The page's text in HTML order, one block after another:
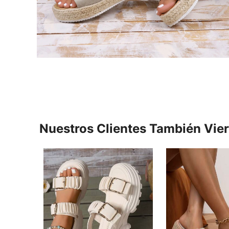
Nuestros Clientes También